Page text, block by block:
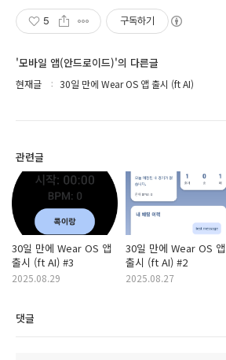
5 구독하기
'모바일 앱(안드로이드)'의 다른글
현재글 30일 만에 Wear OS 앱 출시 (ft AI)
관련글
30일 만에 Wear OS 앱
출시 (ft AI) #3
2025.08.29
30일 만에 Wear OS 앱
출시 (ft AI) #2
2025.08.27
댓글